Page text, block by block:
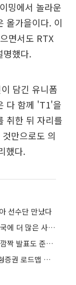
밍에서 놀라운
올가을이다. 이
면서도 RTX
명했다.
담긴 유니폼
다 함께 'T1'을
취한 뒤 자리를
만으로도 의
했다.
선수단 만났다
젠슨 황 “하반기 AI 시장 폭발적 성장…한국에 더 많은 사업 가져왔다”
젠슨 황 “한국에 더 많은 사업 가져왔다…깜짝 발표도 준비”
STO 하위법규 예상안, 풀링·거래한도·정형증권 로드맵 제시